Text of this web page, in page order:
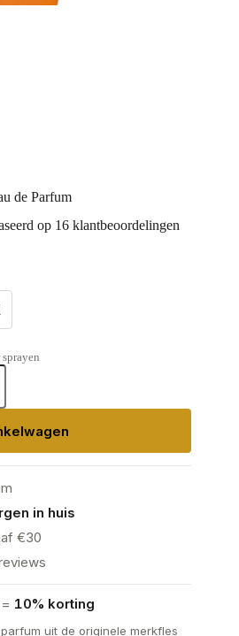
de Parfum
op 16 klantbeoordelingen
in huis
€30
10% korting
uit de originele merkfles